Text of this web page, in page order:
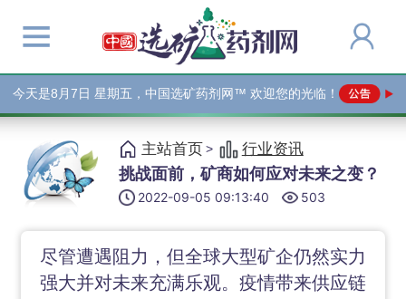
今天是8月7日 星期五，中国选矿药剂网™ 欢迎您的光临！
主站首页 > 行业资讯
挑战面前，矿商如何应对未来之变？
2022-09-05 09:13:40 503
尽管遭遇阻力，但全球大型矿企仍然实力
强大并对未来充满乐观。疫情带来供应链